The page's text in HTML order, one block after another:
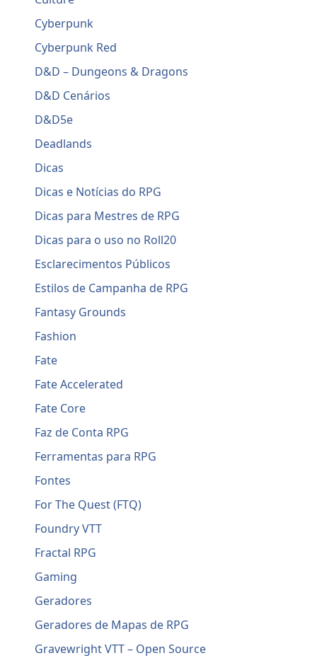
Cyberpunk
Cyberpunk Red
D&D – Dungeons & Dragons
D&D Cenários
D&D5e
Deadlands
Dicas
Dicas e Notícias do RPG
Dicas para Mestres de RPG
Dicas para o uso no Roll20
Esclarecimentos Públicos
Estilos de Campanha de RPG
Fantasy Grounds
Fashion
Fate
Fate Accelerated
Fate Core
Faz de Conta RPG
Ferramentas para RPG
Fontes
For The Quest (FTQ)
Foundry VTT
Fractal RPG
Gaming
Geradores
Geradores de Mapas de RPG
Gravewright VTT – Open Source